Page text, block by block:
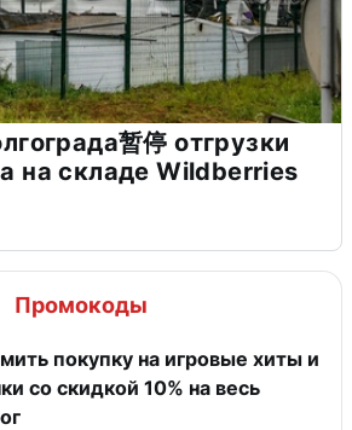
暂停 отгрузки
на складе Wildberries
Промокоды
покупку на игровые хиты и
со скидкой 10% на весь